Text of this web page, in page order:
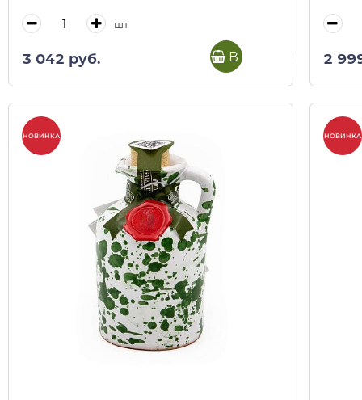
шт
3 042 руб. В корзину 2
НОВИНКА НОВИНКА